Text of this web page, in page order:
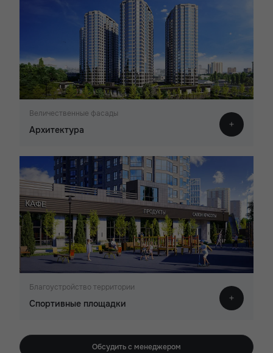
Величественные фасады
Архитектура
Благоустройство территории
Спортивные площадки
Обсудить с менеджером